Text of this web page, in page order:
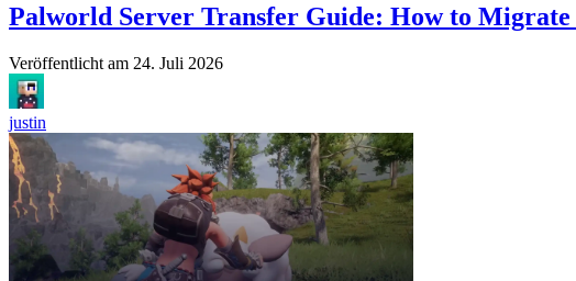
Palworld Server Transfer Guide: How to
Veröffentlicht am 24. Juli 2026
justin